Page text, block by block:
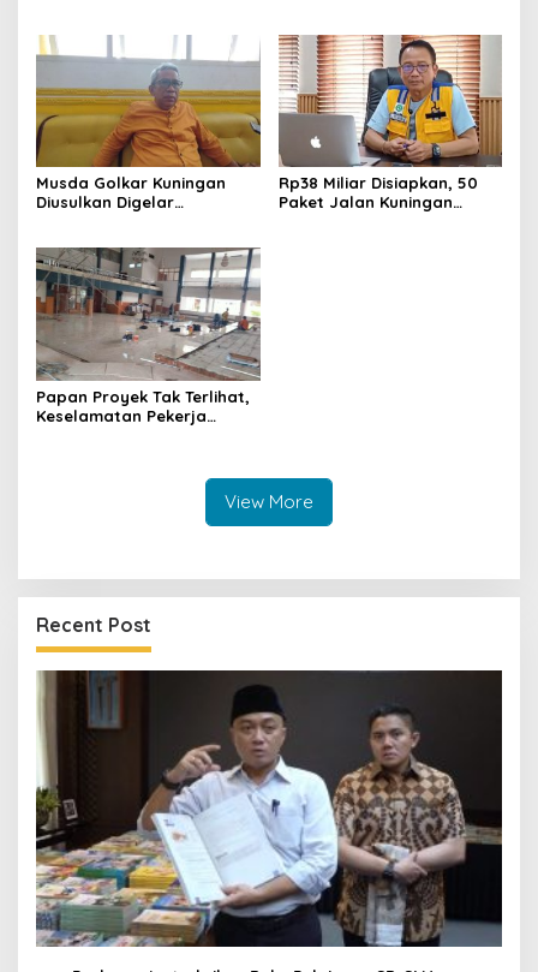
dan Berdaya
Muda
Musda Golkar Kuningan
Diusulkan Digelar
Rp38 Miliar Disiapkan, 50
Paket Jalan Kuningan
Papan Proyek Tak Terlihat,
Keselamatan Pekerja
View More
Recent Post